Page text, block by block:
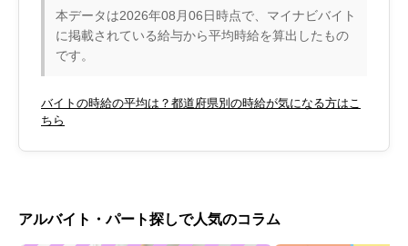
本データは2026年08月06日時点で、マイナビバイト
に掲載されている給与から平均時給を算出したもの
です。
バイトの時給の平均は？都道府県別の時給が気になる方はこ
ちら
アルバイト・パート探しで人気のコラム